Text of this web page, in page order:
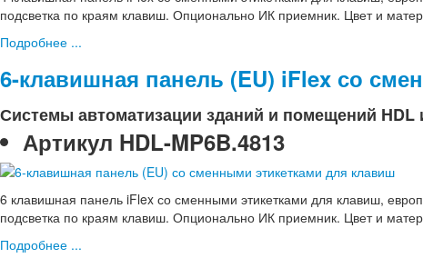
подсветка по краям клавиш. Опционально ИК приемник. Цвет и
Подробнее ...
6-клавишная панель (EU) iFlex со
Системы автоматизации зданий и помещений HDL
Артикул HDL-MP6B.4813
6 клавишная панель iFlex со сменными этикетками для клавиш,
подсветка по краям клавиш. Опционально ИК приемник. Цвет и
Подробнее ...